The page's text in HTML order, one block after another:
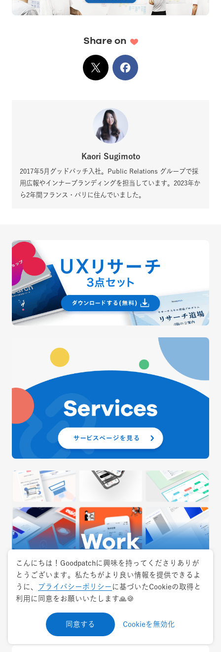
Share on
XでシェアFacebook
Kaori Sugimoto
2017年5月グッドパッチ入社。Public Relations グループで採
用広報やインナーブランディングを担当しています。2023年か
ら2年間フランス・パリに住んでいました。
お急ぎの相談はお電話で
こんにちは！Goodpatchに興味を持ってくださりありが
とうございます。私たちがより良い情報を提供できるよ
うに、
プライバシーポリシー に基づいたCookieの取得と
利用に同意をお願いいたします🙏🍪
同意する Cookieを無効化